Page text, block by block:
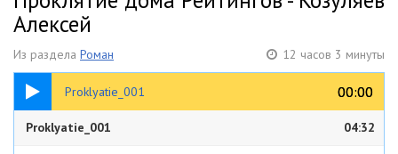
Алексей
Из раздела Роман 12 часов 3 минуты
Proklyatie_001 00:00
00:00
04:32
Proklyatie_001 04:32